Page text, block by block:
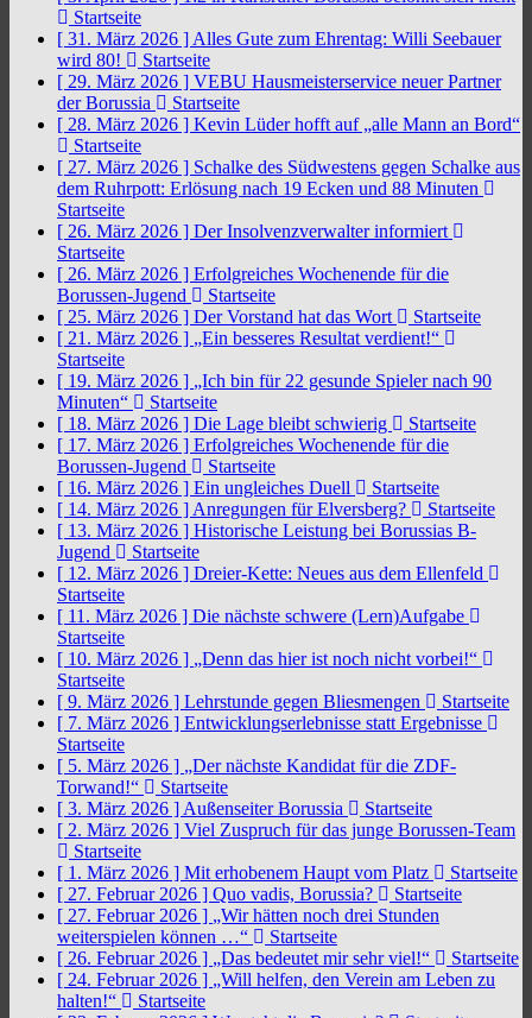
Startseite
[ 31. März 2026 ] Alles Gute zum Ehrentag: Willi Seebauer
wird 80!
Startseite
[ 29. März 2026 ] VEBU Hausmeisterservice neuer Partner
der Borussia
Startseite
[ 28. März 2026 ] Kevin Lüder hofft auf „alle Mann an Bord“
Startseite
[ 27. März 2026 ] Schalke des Südwestens gegen Schalke aus
dem Ruhrpott: Erlösung nach 19 Ecken und 88 Minuten
Startseite
[ 26. März 2026 ] Der Insolvenzverwalter informiert
Startseite
[ 26. März 2026 ] Erfolgreiches Wochenende für die
Borussen-Jugend
Startseite
[ 25. März 2026 ] Der Vorstand hat das Wort
Startseite
[ 21. März 2026 ] „Ein besseres Resultat verdient!“
Startseite
[ 19. März 2026 ] „Ich bin für 22 gesunde Spieler nach 90
Minuten“
Startseite
[ 18. März 2026 ] Die Lage bleibt schwierig
Startseite
[ 17. März 2026 ] Erfolgreiches Wochenende für die
Borussen-Jugend
Startseite
[ 16. März 2026 ] Ein ungleiches Duell
Startseite
[ 14. März 2026 ] Anregungen für Elversberg?
Startseite
[ 13. März 2026 ] Historische Leistung bei Borussias B-
Jugend
Startseite
[ 12. März 2026 ] Dreier-Kette: Neues aus dem Ellenfeld
Startseite
[ 11. März 2026 ] Die nächste schwere (Lern)Aufgabe
Startseite
[ 10. März 2026 ] „Denn das hier ist noch nicht vorbei!“
Startseite
[ 9. März 2026 ] Lehrstunde gegen Bliesmengen
Startseite
[ 7. März 2026 ] Entwicklungserlebnisse statt Ergebnisse
Startseite
[ 5. März 2026 ] „Der nächste Kandidat für die ZDF-
Torwand!“
Startseite
[ 3. März 2026 ] Außenseiter Borussia
Startseite
[ 2. März 2026 ] Viel Zuspruch für das junge Borussen-Team
Startseite
[ 1. März 2026 ] Mit erhobenem Haupt vom Platz
Startseite
[ 27. Februar 2026 ] Quo vadis, Borussia?
Startseite
[ 27. Februar 2026 ] „Wir hätten noch drei Stunden
weiterspielen können …“
Startseite
[ 26. Februar 2026 ] „Das bedeutet mir sehr viel!“
Startseite
[ 24. Februar 2026 ] „Will helfen, den Verein am Leben zu
halten!“
Startseite